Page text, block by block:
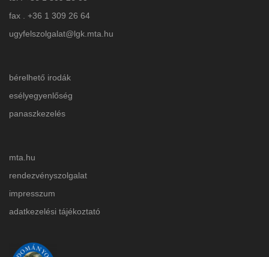
fax . +36 1 309 26 64
ugyfelszolgalat@lgk.mta.hu
bérelhető irodák
esélyegyenlőség
panaszkezelés
mta.hu
rendezvényszolgalat
impresszum
adatkezelési tájékoztató